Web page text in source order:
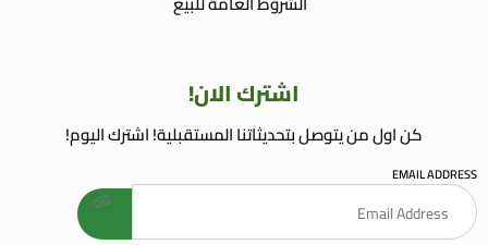
اشترك الان!
كن اول من يتوصل بتحديثاتنا المستقبلية! اشترك اليوم!
EMAIL ADDRESS
welcome gift